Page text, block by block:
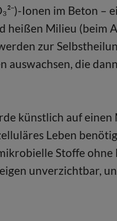
Ionen im Beton –
heißen Milieu (beim
zur
auswachsen, die
künstlich auf einen
Leben
Stoffe ohne
unverzichtbar,